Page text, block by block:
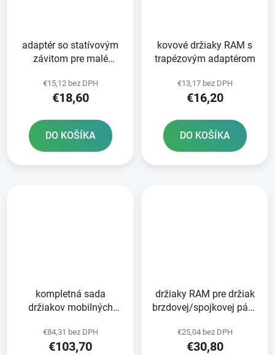
adaptér so statívovým
závitom pre malé
Mounts
€15,12 bez DPH
€18,60
DO KOŠÍKA
kovové držiaky RAM s
trapézovým adaptérom
€13,17 bez DPH
€16,20
DO KOŠÍKA
kompletná sada
držiakov mobilných
mm skrutkou RAM
Mounts
€84,31 bez DPH
€103,70
držiaky RAM pre držiak
brzdovej/spojkovej páky
€25,04 bez DPH
€30,80